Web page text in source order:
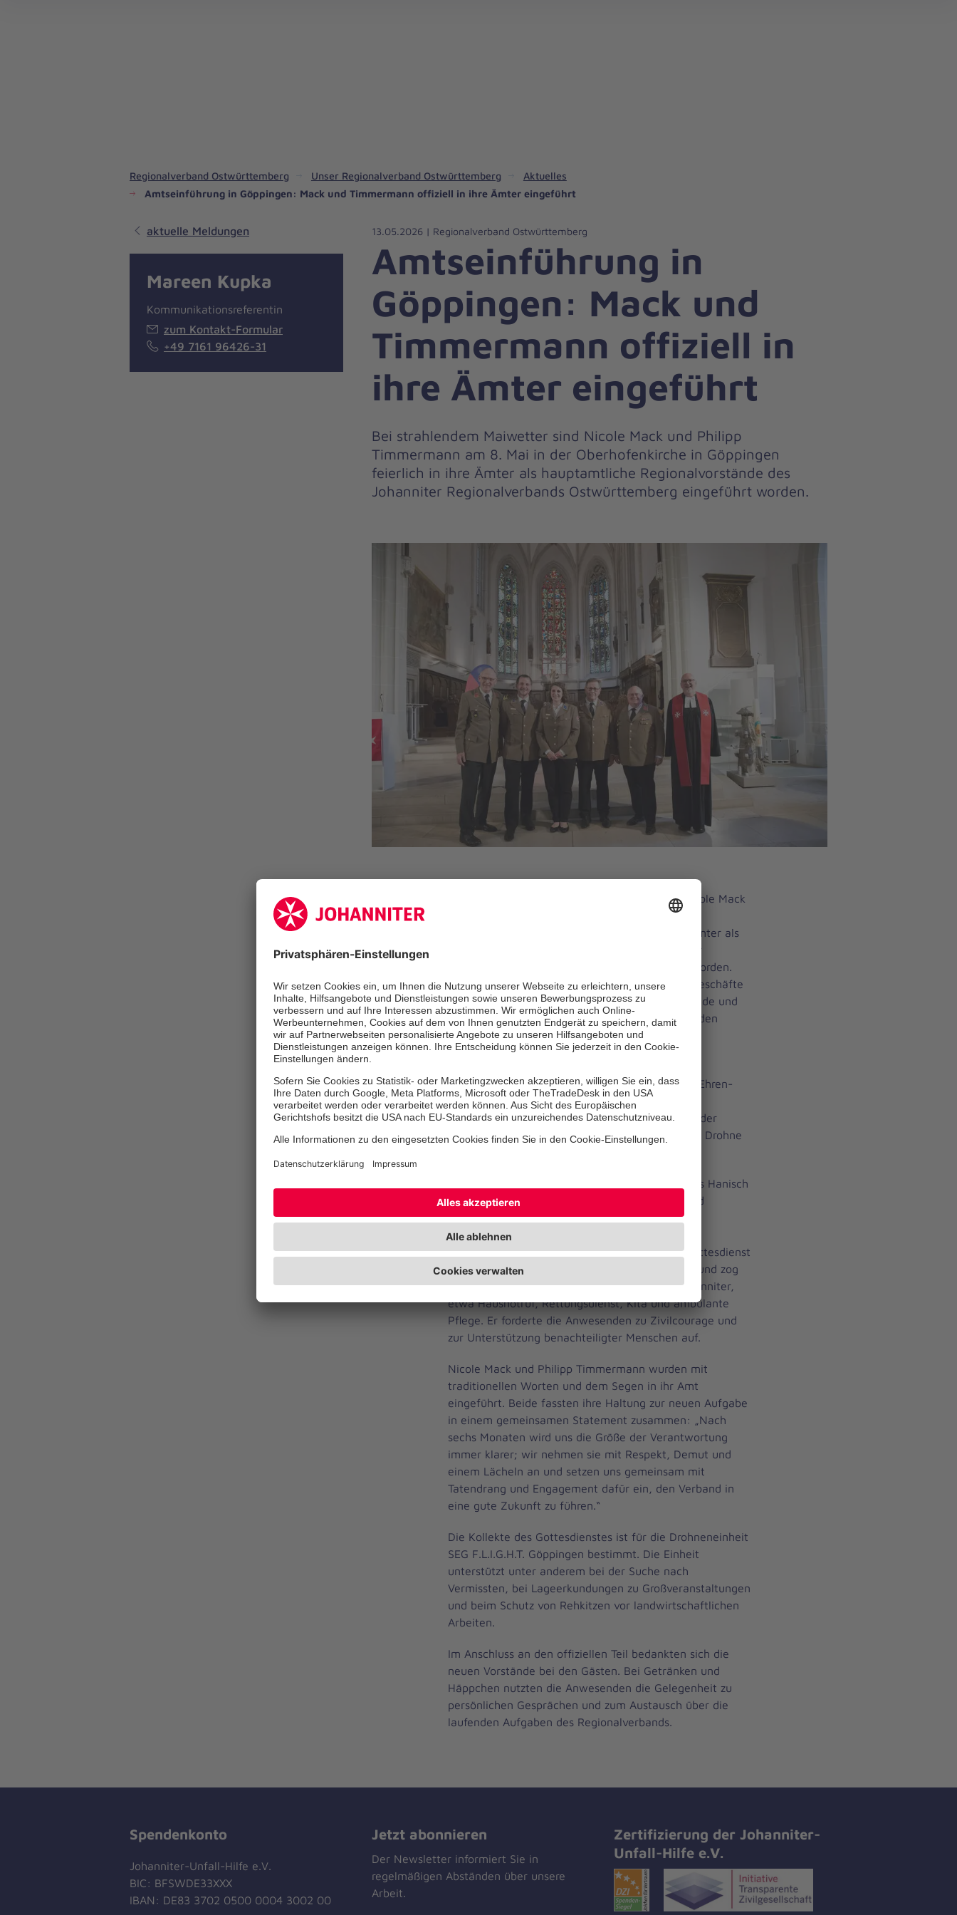
Regionalverband Ostwürttemberg Unser Regionalverband Ostwürttemberg
Aktuelles
Amtseinführung in Göppingen: Mack und Timmermann offiziell in ihre Ämter eingeführt
13.05.2026 | Regionalverband Ostwürttemberg
Amtseinführung in
Göppingen: Mack und
Timmermann offiziell in
ihre Ämter eingeführt
Bei strahlendem Maiwetter sind Nicole Mack und Philipp
Timmermann am 8. Mai in der Oberhofenkirche in Göppingen
feierlich in ihre Ämter als hauptamtliche Regionalvorstände des
Johanniter Regionalverbands Ostwürttemberg eingeführt worden.
Bei strahlendem Maiwetter sind Nicole Mack
Oberhofenkirche in Göppingen feierlich in ihre Ämter als
hauptamtliche Regionalvorstände des Johanniter
Regionalverbands Ostwürttemberg eingeführt worden.
Rund ein halbes Jahr nachdem beide ihre Amtsgeschäfte
aufgenommen hatten, übergaben Landesvorstände und
der Regionalpfarrer die Urkunden und sprachen den
Segen.
Regionalverbands, Angehörige sowie zahlreiche Ehren-
und Hauptamtliche aus Ostwürttemberg und der
Landesgeschäftsstelle Stuttgart gekommen. Vor der
Kirche waren ein neuer Rettungswagen und eine Drohne
In seiner Ansprache griff Landesvorstand Thomas Hanisch
das biblische Motto „Alles hat seine Zeit“ auf und
würdigte die Bedeutung von Engagement und
Zusammenhalt innerhalb der Organisation.
Regionalpfarrer Achim Esslinger verband den Gottesdienst
mit einem Gleichnis zur Heilung des Gelähmten und zog
daraus Bezüge zu den Einsatzbereichen der Johanniter,
etwa Hausnotruf, Rettungsdienst, Kita und ambulante
Pflege. Er forderte die Anwesenden zu Zivilcourage und
zur Unterstützung benachteiligter Menschen auf.
Nicole Mack und Philipp Timmermann wurden mit
traditionellen Worten und dem Segen in ihr Amt
eingeführt. Beide fassten ihre Haltung zur neuen Aufgabe
in einem gemeinsamen Statement zusammen: „Nach
sechs Monaten wird uns die Größe der Verantwortung
immer klarer; wir nehmen sie mit Respekt, Demut und
einem Lächeln an und setzen uns gemeinsam mit
Tatendrang und Engagement dafür ein, den Verband in
eine gute Zukunft zu führen.“
Die Kollekte des Gottesdienstes ist für die Drohneneinheit
SEG F.L.I.G.H.T. Göppingen bestimmt. Die Einheit
unterstützt unter anderem bei der Suche nach
Vermissten, bei Lageerkundungen zu Großveranstaltungen
und beim Schutz von Rehkitzen vor landwirtschaftlichen
Arbeiten.
Im Anschluss an den offiziellen Teil bedankten sich die
neuen Vorstände bei den Gästen. Bei Getränken und
Häppchen nutzten die Anwesenden die Gelegenheit zu
persönlichen Gesprächen und zum Austausch über die
laufenden Aufgaben des Regionalverbands.
aktuelle Meldungen
Mareen Kupka
Kommunikationsreferentin
zum Kontakt-Formular
+49 7161 96426-31
Spendenkonto
Johanniter-Unfall-Hilfe e.V.
BIC: BFSWDE33XXX
IBAN: DE83 3702 0500 0004 3002 00
Jetzt abonnieren
Der Newsletter informiert Sie in
regelmäßigen Abständen über unsere
Arbeit.
Zertifizierung der Johanniter-
Unfall-Hilfe e.V.